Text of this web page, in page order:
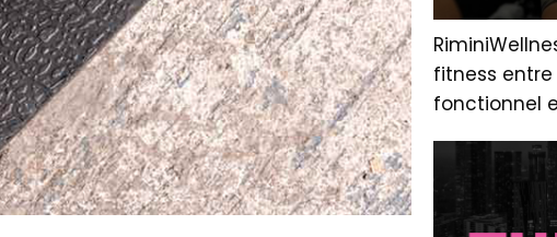
fitness
fonctionnel